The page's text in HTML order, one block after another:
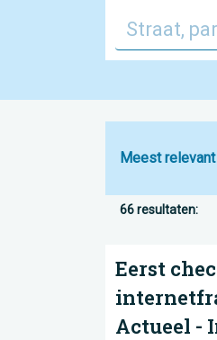
Meest relevant
66 resultaten:
Eerst
Actueel -